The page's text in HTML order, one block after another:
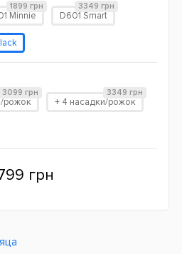
Minnie
1899 грн
D601 Smart
3349 грн
рожок
3099 грн
+ 4 насадки/рожок
3349 грн
грн